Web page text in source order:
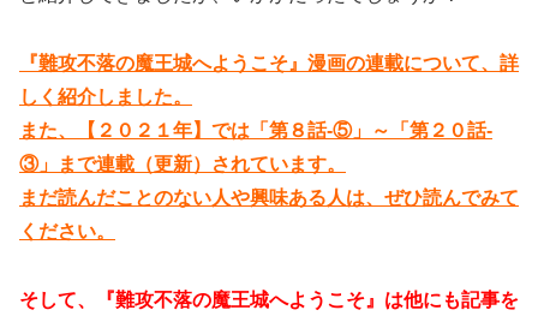
『難攻不落の魔王城へようこそ』漫画の連載について、詳
しく紹介しました。
また、【２０２１年】では「第８話-⑤」～「第２０話-
③」まで連載（更新）されています。
まだ読んだことのない人や興味ある人は、ぜひ読んでみて
ください。
そして、『難攻不落の魔王城へようこそ』は他にも記事を